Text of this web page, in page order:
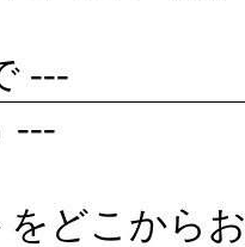
---
---
どこから